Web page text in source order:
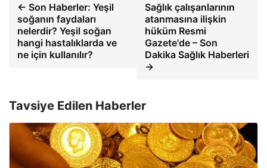
← Son Haberler: Yeşil
soğanın faydaları
nelerdir? Yeşil soğan
hangi hastalıklarda ve
ne için kullanılır?
Sağlık çalışanlarının
atanmasına ilişkin
hüküm Resmi
Gazete'de – Son
Dakika Sağlık Haberleri
→
Tavsiye Edilen Haberler